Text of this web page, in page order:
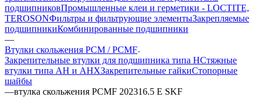
подшипниковПромышленные клеи и герметики - LOCTITE,
TEROSONФильтры и фильтрующие элементыЗакрепляемые
подшипникиКомбинированные подшипники
—
Втулки скольжения PCM / PCMF
Закрепительные втулки для подшипника типа HСтяжные
втулки типа AH и AHXЗакрепительные гайкиСтопорные
шайбы
—втулка скольжения PCMF 202316.5 E SKF